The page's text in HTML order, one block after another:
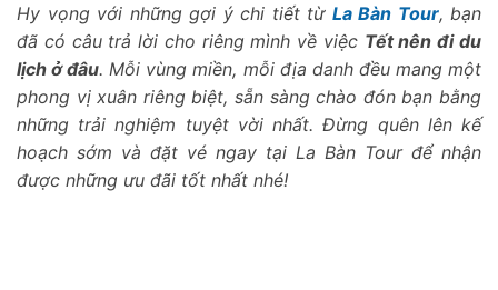
Hy vọng với những gợi ý chi tiết từ La Bàn Tour, bạn
đã có câu trả lời cho riêng mình về việc Tết nên đi du
lịch ở đâu. Mỗi vùng miền, mỗi địa danh đều mang một
phong vị xuân riêng biệt, sẵn sàng chào đón bạn bằng
những trải nghiệm tuyệt vời nhất. Đừng quên lên kế
hoạch sớm và đặt vé ngay tại La Bàn Tour để nhận
được những ưu đãi tốt nhất nhé!